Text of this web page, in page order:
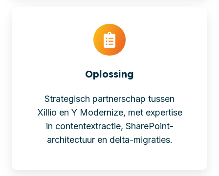
Oplossing
Strategisch partnerschap tussen
Xillio en Y Modernize, met expertise
in contentextractie, SharePoint-
architectuur en delta-migraties.